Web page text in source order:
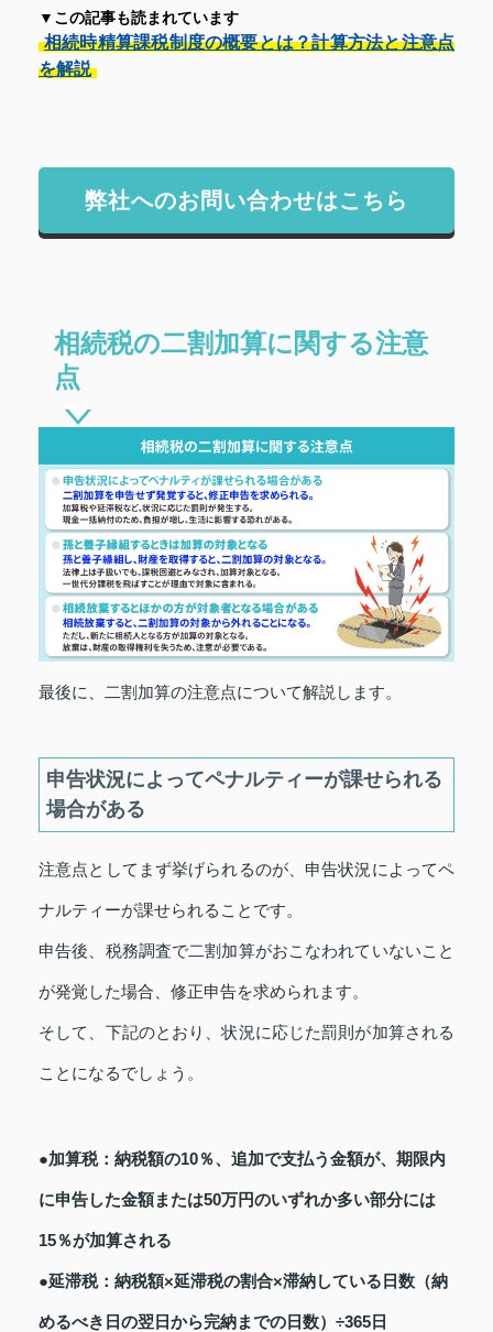
▼この記事も読まれています
相続時精算課税制度の概要とは？計算方法と注意点
を解説
弊社へのお問い合わせはこちら
相続税の二割加算に関する注意
点
最後に、二割加算の注意点について解説します。
申告状況によってペナルティーが課せられる
場合がある
注意点としてまず挙げられるのが、申告状況によってペ
ナルティーが課せられることです。
申告後、税務調査で二割加算がおこなわれていないこと
が発覚した場合、修正申告を求められます。
そして、下記のとおり、状況に応じた罰則が加算される
ことになるでしょう。
●加算税：納税額の10％、追加で支払う金額が、期限内
に申告した金額または50万円のいずれか多い部分には
15％が加算される
●延滞税：納税額×延滞税の割合×滞納している日数（納
めるべき日の翌日から完納までの日数）÷365日